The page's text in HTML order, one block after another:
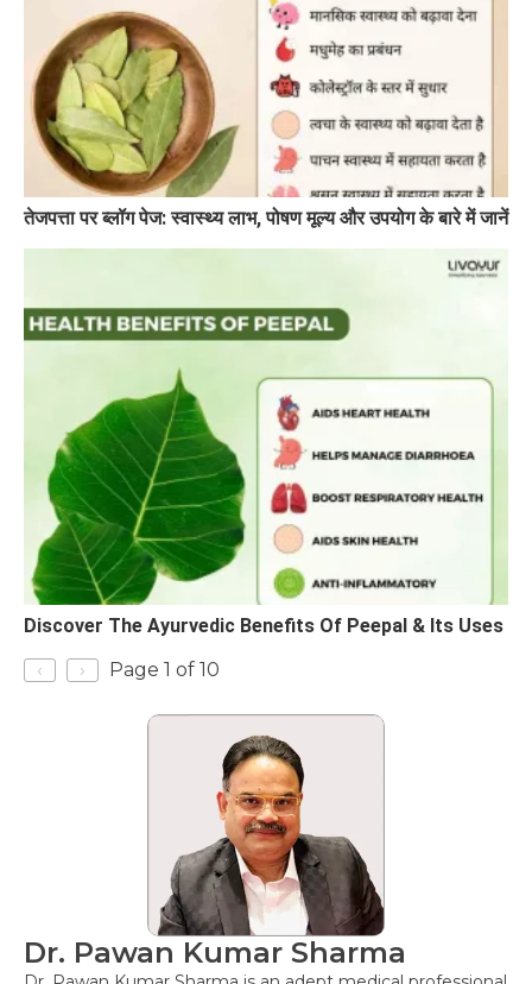
तेजपत्ता पर ब्लॉग पेज: स्वास्थ्य लाभ, पोषण मूल्य और उपयोग के बारे में जानें
Discover The Ayurvedic Benefits Of Peepal & Its Uses
‹
› Page 1 of 10
Dr. Pawan Kumar Sharma